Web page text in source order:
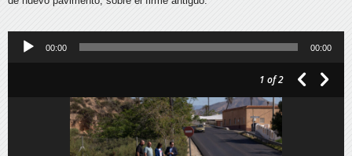
Reproductor
00:00 00:00
1 of 2